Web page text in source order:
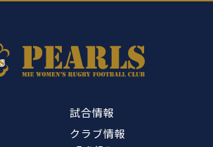
試合情報
クラブ情報